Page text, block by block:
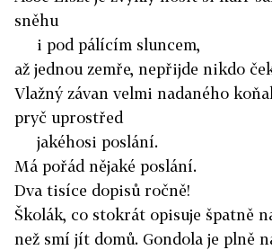
sněhu
i pod pálícím sluncem,
až jednou zemře, nepřijde nikdo
Vlažný závan velmi nadaného
pryč uprostřed
jakéhosi poslání.
Má pořád nějaké poslání.
Dva tisíce dopisů ročně!
Školák, co stokrát opisuje špatně
než smí jít domů. Gondola je plně